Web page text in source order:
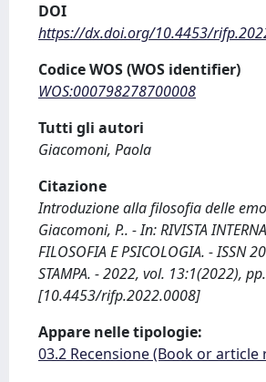
DOI
https://dx.doi.org/10.4453/
Codice WOS (WOS identifier)
WOS:000798278700008
Tutti gli autori
Giacomoni, Paola
Citazione
Introduzione alla filosofia delle
Giacomoni, P.. - In: RIVISTA
FILOSOFIA E PSICOLOGIA. - ISSN
STAMPA. - 2022, vol. 13:1(2022),
[10.4453/rifp.2022.0008]
Appare nelle tipologie:
03.2 Recensione (Book or article